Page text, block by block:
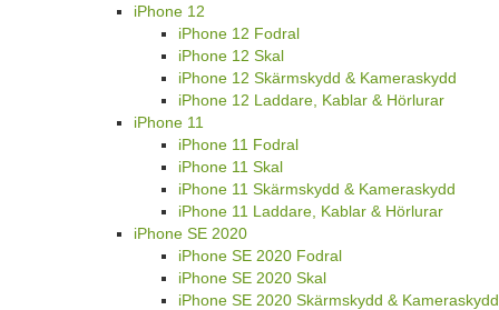
iPhone 12
iPhone 12 Fodral
iPhone 12 Skal
iPhone 12 Skärmskydd & Kameraskydd
iPhone 12 Laddare, Kablar & Hörlurar
iPhone 11
iPhone 11 Fodral
iPhone 11 Skal
iPhone 11 Skärmskydd & Kameraskydd
iPhone 11 Laddare, Kablar & Hörlurar
iPhone SE 2020
iPhone SE 2020 Fodral
iPhone SE 2020 Skal
iPhone SE 2020 Skärmskydd & Kameraskydd